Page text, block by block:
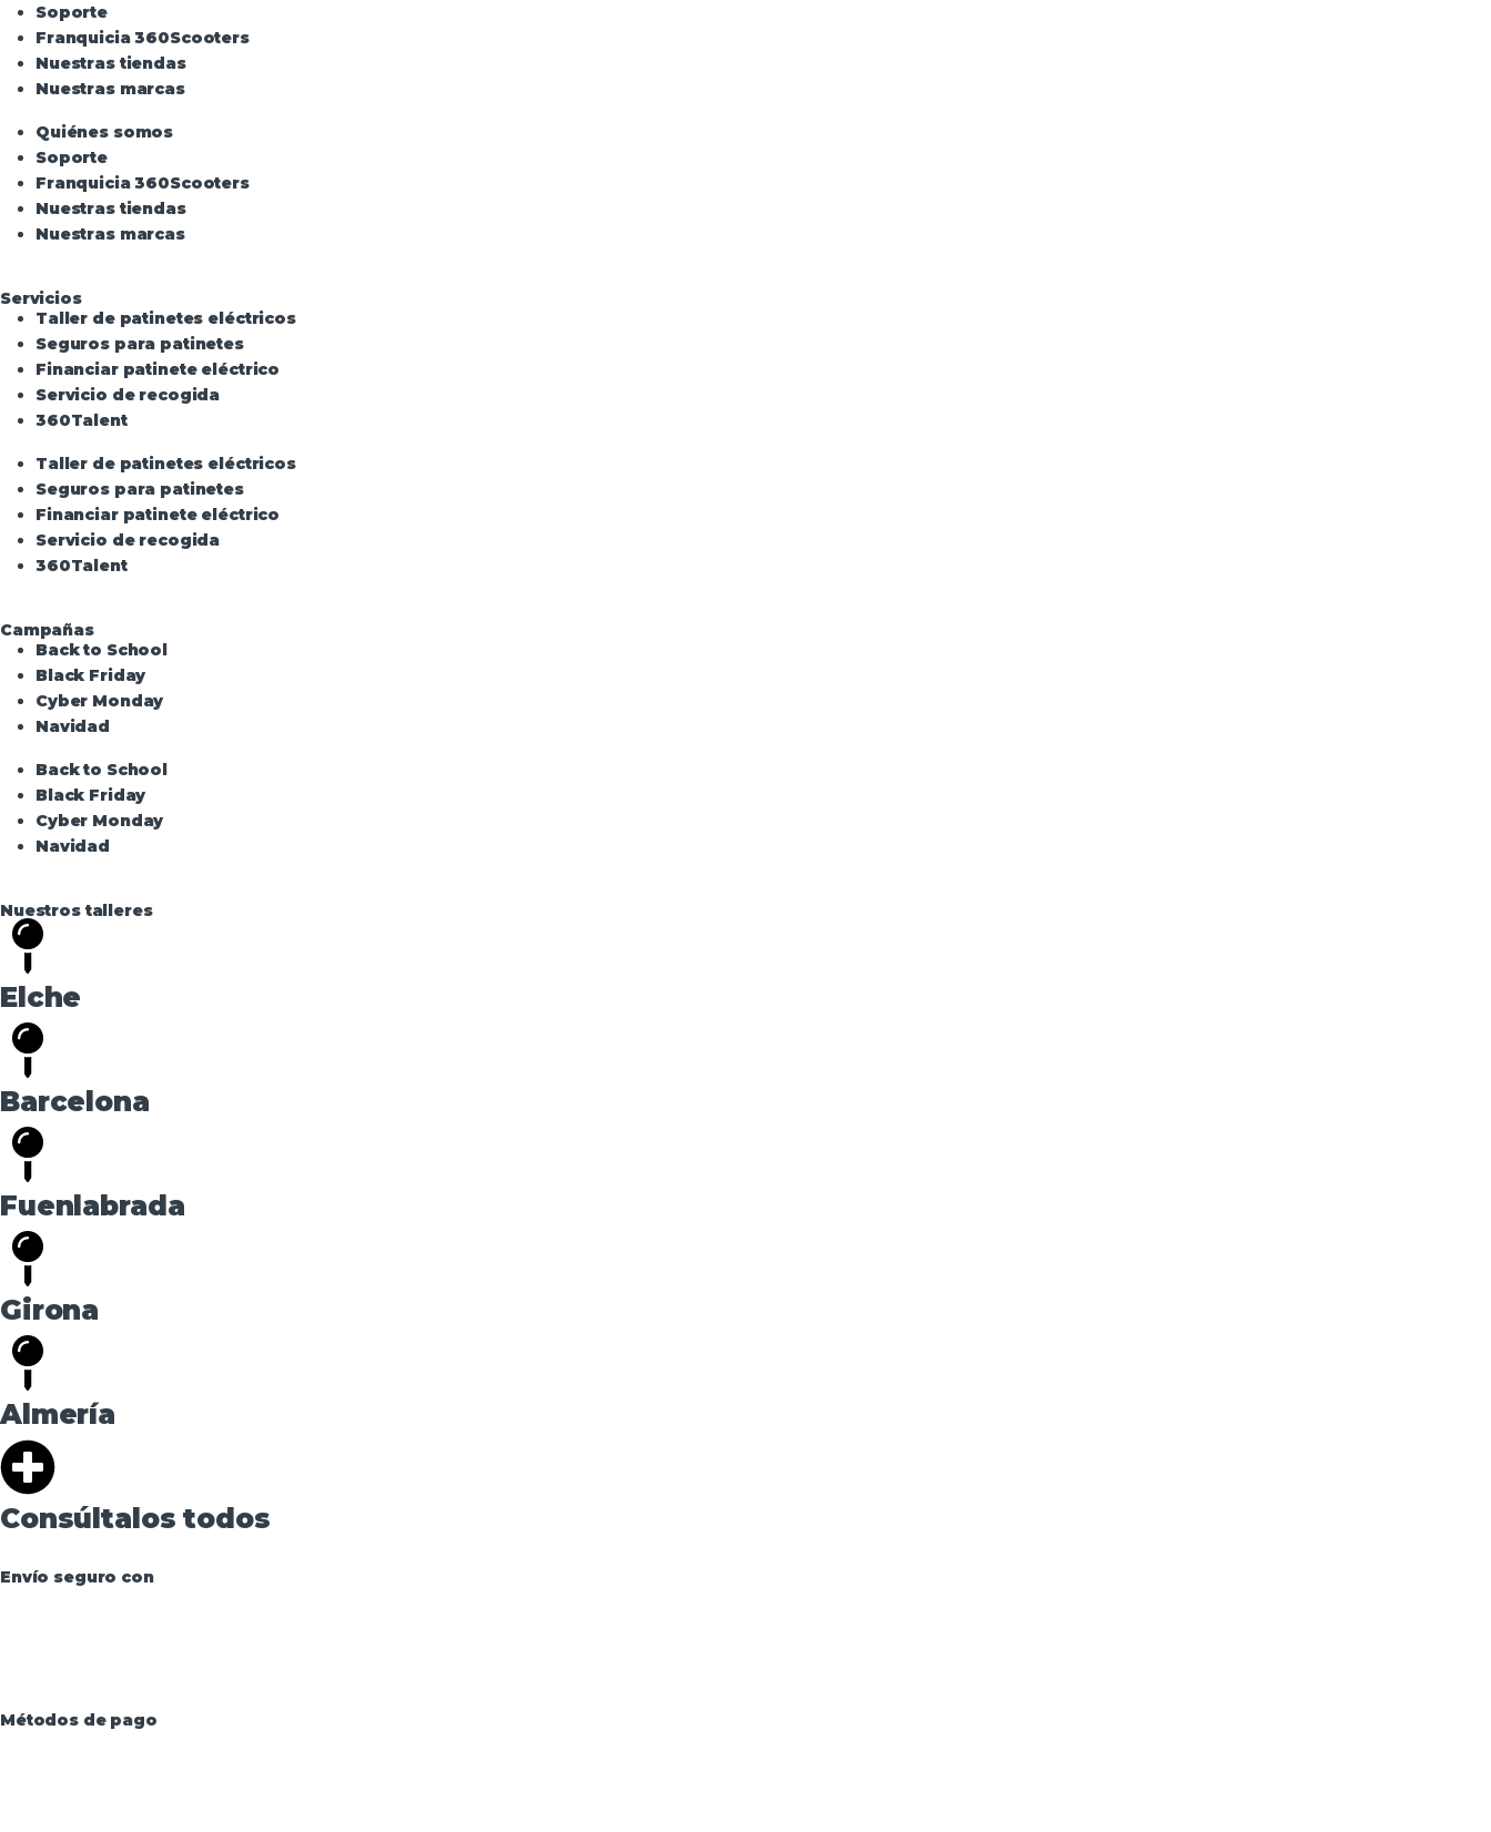
Soporte
Franquicia 360Scooters
Nuestras tiendas
Nuestras marcas
Quiénes somos
Soporte
Franquicia 360Scooters
Nuestras tiendas
Nuestras marcas
Servicios
Taller de patinetes eléctricos
Seguros para patinetes
Financiar patinete eléctrico
Servicio de recogida
360Talent
Taller de patinetes eléctricos
Seguros para patinetes
Financiar patinete eléctrico
Servicio de recogida
360Talent
Campañas
Back to School
Black Friday
Cyber Monday
Navidad
Back to School
Black Friday
Cyber Monday
Navidad
Nuestros talleres
Elche
Barcelona
Fuenlabrada
Girona
Almería
Consúltalos todos
Envío seguro con
Métodos de pago